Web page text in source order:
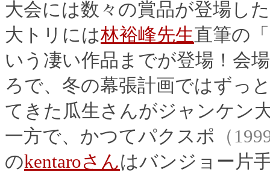
大会には数々の賞品が登場し
大トリには林裕峰先生直筆の
いう凄い作品までが登場！会
ろで、冬の幕張計画ではずっ
てきた瓜生さんがジャンケン
一方で、かつてパクスポ （
のkentaroさんはバンジョー片